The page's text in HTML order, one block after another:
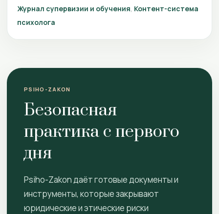
Журнал супервизии и обучения Контент-система
психолога
PSIHO-ZAKON
Безопасная
практика с первого
дня
Psiho-Zakon даёт готовые документы и
инструменты, которые закрывают
юридические и этические риски